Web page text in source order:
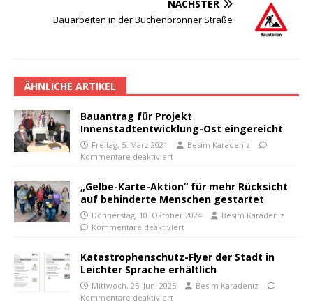
NÄCHSTER
Bauarbeiten in der Büchenbronner Straße
ÄHNLICHE ARTIKEL
Bauantrag für Projekt
Innenstadtentwicklung-Ost eingereicht
Freitag, 5. März 2021
Besim Karadeniz
Kommentare deaktiviert
„Gelbe-Karte-Aktion“ für mehr Rücksicht
auf behinderte Menschen gestartet
Donnerstag, 10. Oktober 2024
Besim Karadeniz
Kommentare deaktiviert
Katastrophenschutz-Flyer der Stadt in
Leichter Sprache erhältlich
Mittwoch, 25. Juni 2025
Besim Karadeniz
Kommentare deaktiviert